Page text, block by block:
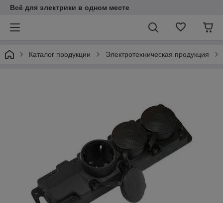
Всё для электрики в одном месте
Каталог продукции Электротехническая продукция